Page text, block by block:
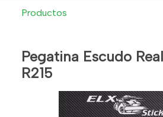
Productos
Pegatina Escudo
R215